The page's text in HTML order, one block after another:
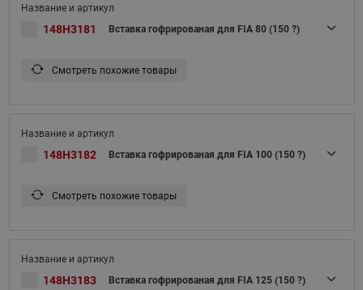
148H3181 Вставка гофрированая для FIA 80 (150 ?)
Смотреть похожие товары
148H3182 Вставка гофрированая для FIA 100 (150 ?)
Смотреть похожие товары
148H3183 Вставка гофрированая для FIA 125 (150 ?)